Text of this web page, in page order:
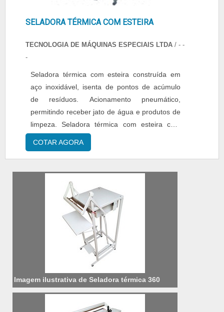
SELADORA TÉRMICA COM ESTEIRA
TECNOLOGIA DE MÁQUINAS ESPECIAIS LTDA / - -
-
Seladora térmica com esteira construída em
aço inoxidável, isenta de pontos de acúmulo
de resíduos. Acionamento pneumático,
permitindo receber jato de água e produtos de
limpeza. Seladora térmica com esteira com
comando eletrônico com quatro
programações: contagem de ciclo; ajuste na
também ajuste na força e no tempo de
aplicação da solda.......
COTAR AGORA
Imagem ilustrativa de Seladora térmica 360